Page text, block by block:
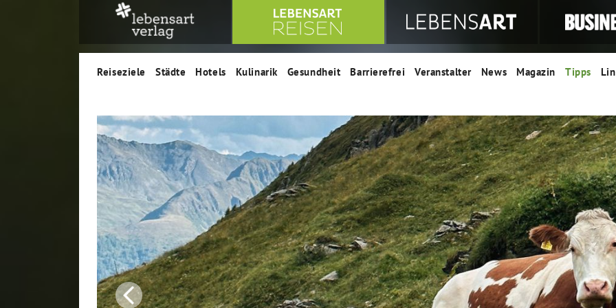
Reiseziele Städte Hotels Kulinarik Gesundheit Barrierefrei Veranstalter News Magazin Tipps